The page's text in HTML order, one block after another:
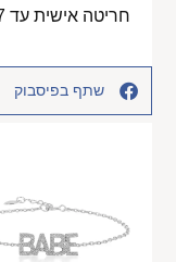
חריטה אישית עד 7 ימי עסקים- 40 ₪
שתף בפיסבוק